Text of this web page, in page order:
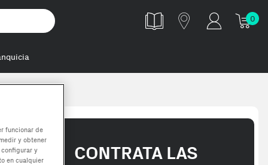
0
CONTRATA LAS
funcionar de
y obtener
y
en cualquier